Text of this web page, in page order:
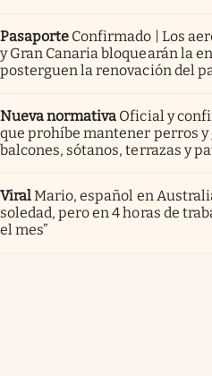
Pasaporte Confirmado | Los
y Gran Canaria bloquearán la
posterguen la renovación del
Nueva normativa Oficial y
que prohíbe mantener perros
balcones, sótanos, terrazas y
ViralMario, español en
soledad, pero en 4 horas de
el mes”